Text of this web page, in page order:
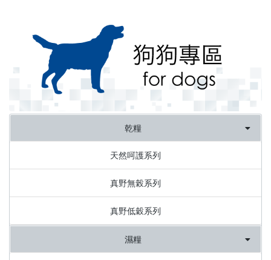
乾糧
天然呵護系列
真野無榖系列
真野低穀系列
濕糧